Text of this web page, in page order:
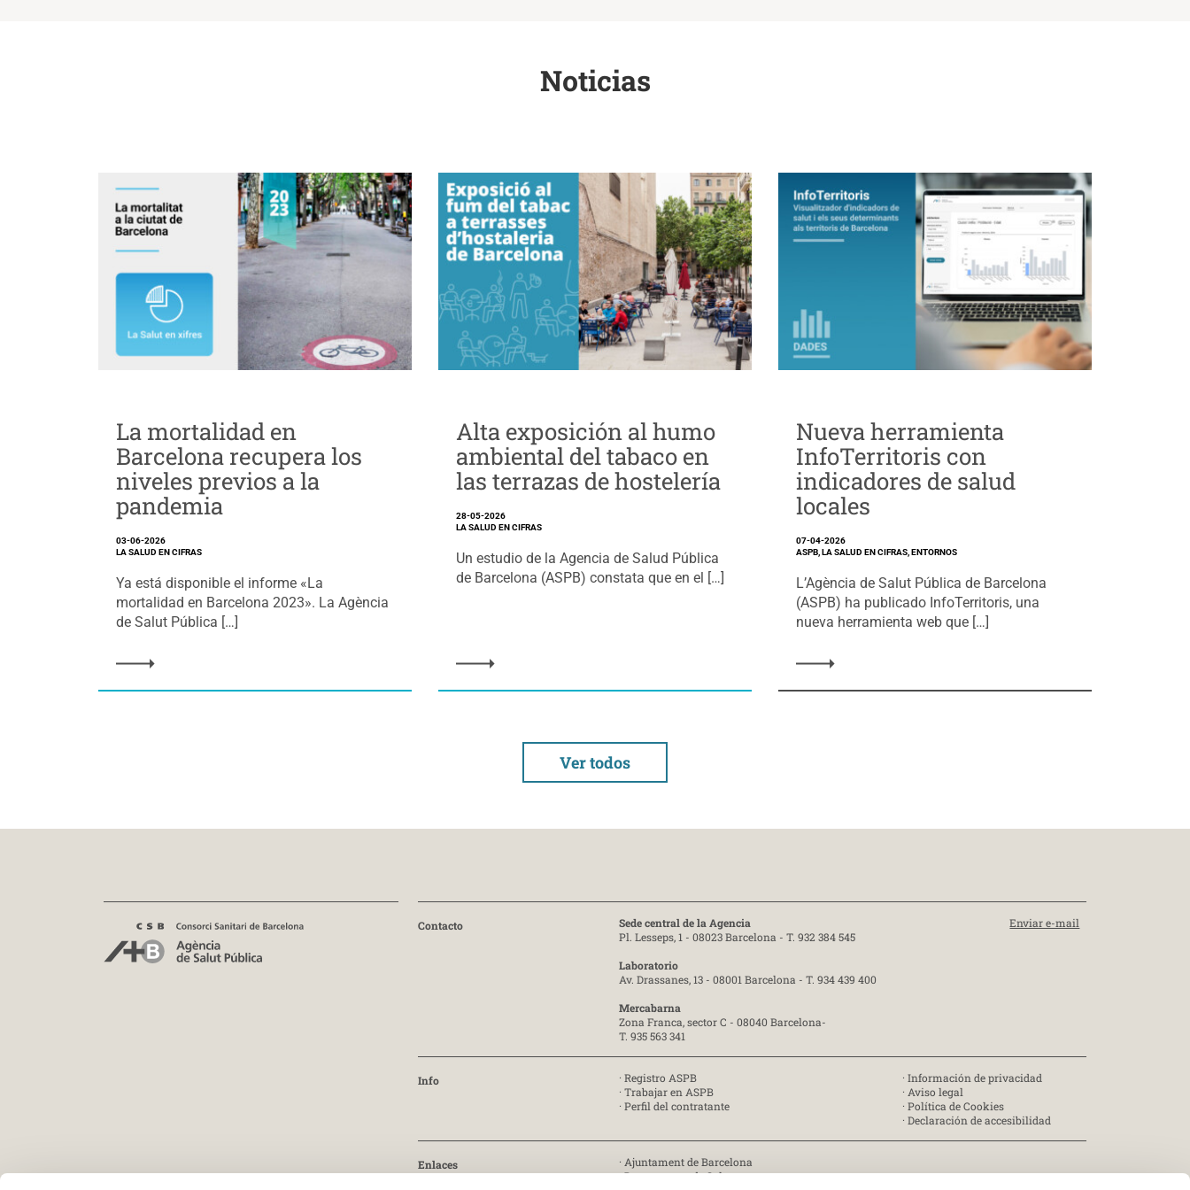
Noticias
La mortalidad en
Barcelona recupera los
niveles previos a la
pandemia
03-06-2026
LA SALUD EN CIFRAS
Ya está disponible el informe «La
mortalidad en Barcelona 2023». La Agència
de Salut Pública […]
Alta exposición al humo
ambiental del tabaco en
las terrazas de hostelería
28-05-2026
LA SALUD EN CIFRAS
Un estudio de la Agencia de Salud Pública
de Barcelona (ASPB) constata que en el […]
Nueva herramienta
InfoTerritoris con
indicadores de salud
locales
07-04-2026
ASPB, LA SALUD EN CIFRAS, ENTORNOS
L’Agència de Salut Pública de Barcelona
(ASPB) ha publicado InfoTerritoris, una
nueva herramienta web que […]
Ver todos
Contacto
Sede central de la Agencia
Pl. Lesseps, 1 - 08023 Barcelona - T. 932 384 545
Laboratorio
Av. Drassanes, 13 - 08001 Barcelona - T. 934 439 400
Mercabarna
Zona Franca, sector C - 08040 Barcelona-
T. 935 563 341
Enviar e-mail
Info · Registro ASPB
· Trabajar en ASPB
· Perfil del contratante
· Información de privacidad
· Aviso legal
· Política de Cookies
· Declaración de accesibilidad
Enlaces · Ajuntament de Barcelona
·Departament de Salut